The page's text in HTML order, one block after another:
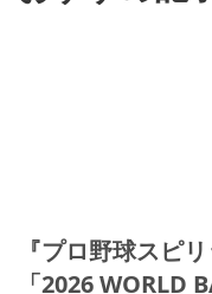
『プロ野球スピ
「2026 WORLD